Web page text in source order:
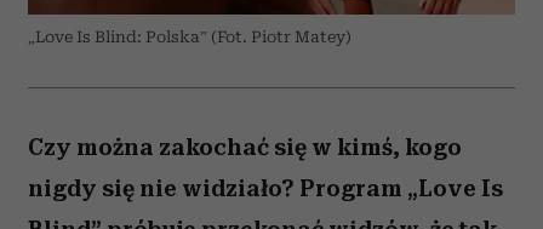
„Love Is Blind: Polska” (Fot. Piotr Matey)
Czy można zakochać się w kimś, kogo
nigdy się nie widziało? Program „Love Is